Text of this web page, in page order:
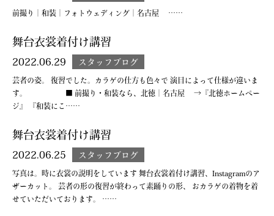
前撮り｜和装｜フォトウェディング｜名古屋 ……
舞台衣裳着付け講習
2022.06.29 スタッフブログ
芸者の姿。 復習でした。カラゲの仕方も色々で 演目によって仕様が違いま
す。 ■ 前撮り・和装なら、北徳｜名古屋 →『北徳ホームペー
ジ』 『和装にこ……
舞台衣裳着付け講習
2022.06.25 スタッフブログ
写真は。時に衣裳の説明をしています 舞台衣裳着付け講習、Instagramのア
ザーカット。 芸者の形の復習が終わって素踊りの形、 おカラゲの着物を着
せていただいております。 ……